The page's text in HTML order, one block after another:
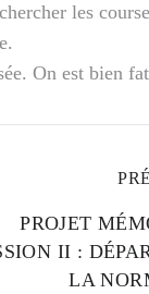
les
On est bien
PROJET
II :
LA